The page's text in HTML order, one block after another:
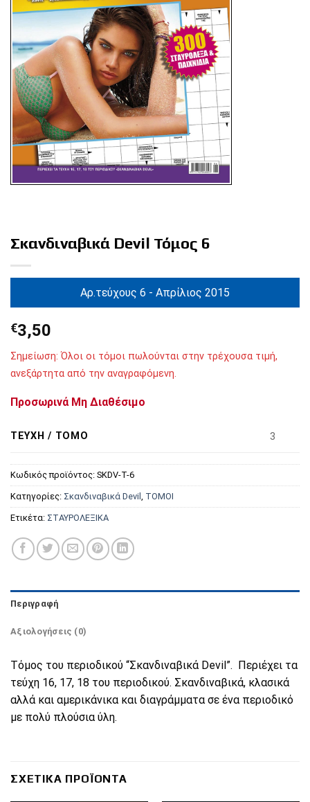
Σκανδιναβικά Devil Τόμος 6
Αρ.τεύχους 6 - Απρίλιος 2015
€3,50
Σημείωση: Όλοι οι τόμοι πωλούνται στην τρέχουσα τιμή,
ανεξάρτητα από την αναγραφόμενη.
Προσωρινά Μη Διαθέσιμο
ΤΕΎΧΗ / ΤΌΜΟ 3
Κωδικός προϊόντος: SKDV-T-6
Κατηγορίες: Σκανδιναβικά Devil , ΤΟΜΟΙ
Ετικέτα: ΣΤΑΥΡΟΛΕΞΙΚΑ
Περιγραφή
Αξιολογήσεις (0)
Τόμος του περιοδικού “Σκανδιναβικά Devil”. Περιέχει τα
τεύχη 16, 17, 18 του περιοδικού. Σκανδιναβικά, κλασικά
αλλά και αμερικάνικα και διαγράμματα σε ένα περιοδικό
με πολύ πλούσια ύλη.
ΣΧΕΤΙΚΆ ΠΡΟΪΌΝΤΑ